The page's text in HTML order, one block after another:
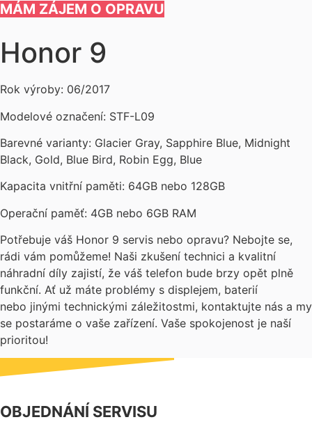
MÁM ZÁJEM O OPRAVU
Honor 9
Rok výroby: 06/2017
Modelové označení: STF-L09
Barevné varianty: Glacier Gray, Sapphire Blue, Midnight
Black, Gold, Blue Bird, Robin Egg, Blue
Kapacita vnitřní paměti: 64GB nebo 128GB
Operační paměť: 4GB nebo 6GB RAM
Potřebuje váš Honor 9 servis nebo opravu? Nebojte se,
rádi vám pomůžeme! Naši zkušení technici a kvalitní
náhradní díly zajistí, že váš telefon bude brzy opět plně
funkční. Ať už máte problémy s displejem, baterií
nebo jinými technickými záležitostmi, kontaktujte nás a my
se postaráme o vaše zařízení. Vaše spokojenost je naší
prioritou!
OBJEDNÁNÍ SERVISU